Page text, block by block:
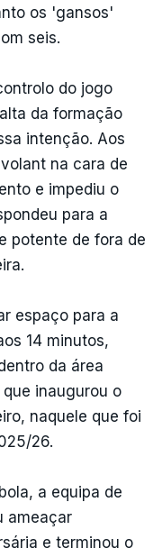
os 'gansos'
seis.
do jogo
da formação
intenção. Aos
na cara de
e impediu o
para a
potente de fora de
espaço para a
14 minutos,
da área
inaugurou o
naquele que foi
26.
a equipa de
ameaçar
e terminou o